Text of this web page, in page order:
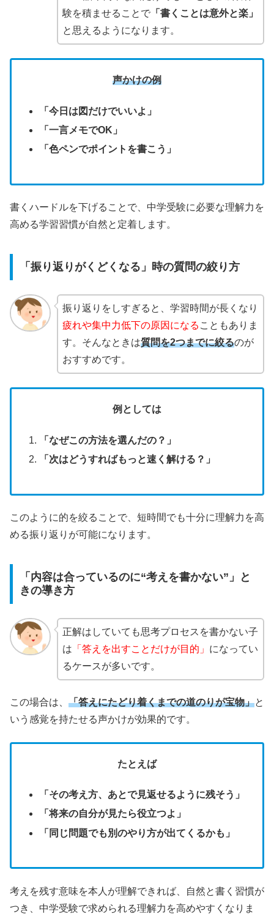
験を積ませることで「書くことは意外と楽」
と思えるようになります。
声かけの例
「今日は図だけでいいよ」
「一言メモでOK」
「色ペンでポイントを書こう」
書くハードルを下げることで、中学受験に必要な理解力を
高める学習習慣が自然と定着します。
「振り返りがくどくなる」時の質問の絞り方
振り返りをしすぎると、学習時間が長くなり
疲れや集中力低下の原因になる こともありま
す。そんなときは質問を2つまでに絞るのが
おすすめです。
例としては
「なぜこの方法を選んだの？」
「次はどうすればもっと速く解ける？」
このように的を絞ることで、短時間でも十分に理解力を高
める振り返りが可能になります。
「内容は合っているのに“考えを書かない”」と
きの導き方
正解はしていても思考プロセスを書かない子
は 「答えを出すことだけが目的」 になってい
るケースが多いです。
この場合は、 「答えにたどり着くまでの道のりが宝物」と
いう感覚を持たせる声かけが効果的です。
たとえば
「その考え方、あとで見返せるように残そう」
「将来の自分が見たら役立つよ」
「同じ問題でも別のやり方が出てくるかも」
考えを残す意味を本人が理解できれば、自然と書く習慣が
つき、中学受験で求められる理解力を高めやすくなりま